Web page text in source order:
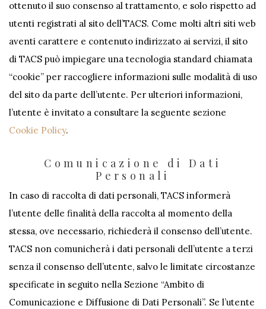
ottenuto il suo consenso al trattamento, e solo rispetto ad
utenti registrati al sito dell’TACS. Come molti altri siti web
aventi carattere e contenuto indirizzato ai servizi, il sito
di TACS può impiegare una tecnologia standard chiamata
“cookie” per raccogliere informazioni sulle modalità di uso
del sito da parte dell’utente. Per ulteriori informazioni,
l’utente è invitato a consultare la seguente sezione
Cookie Policy.
Comunicazione di Dati
Personali
In caso di raccolta di dati personali, TACS informerà
l’utente delle finalità della raccolta al momento della
stessa, ove necessario, richiederà il consenso dell’utente.
TACS non comunicherà i dati personali dell’utente a terzi
senza il consenso dell’utente, salvo le limitate circostanze
specificate in seguito nella Sezione “Ambito di
Comunicazione e Diffusione di Dati Personali”. Se l’utente